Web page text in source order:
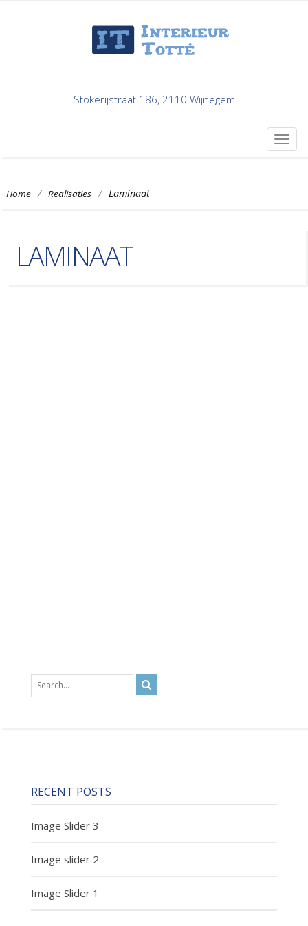
Stokerijstraat 186, 2110 Wijnegem
Home / Realisaties / Laminaat
LAMINAAT
RECENT POSTS
Image Slider 3
Image slider 2
Image Slider 1